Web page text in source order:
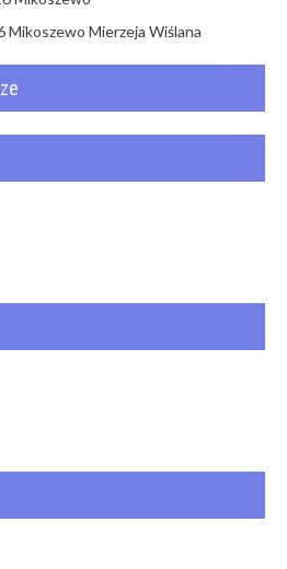
Mikoszewo Mierzeja Wiślana